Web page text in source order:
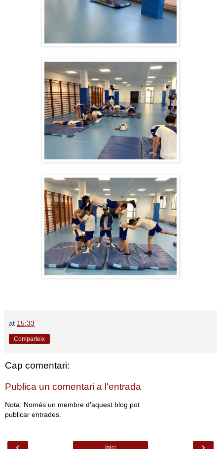
at 15:33
Comparteix
Cap comentari:
Publica un comentari a l'entrada
Nota: Només un membre d'aquest blog pot
publicar entrades.
Inici